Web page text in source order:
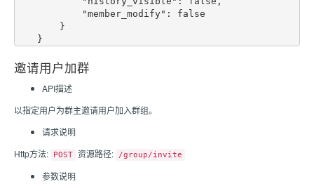
邀请用户加群
API描述
以指定用户为群主邀请用户加入群组。
请求说明
Http方法:
POST 资源路径: /group/invite
参数说明